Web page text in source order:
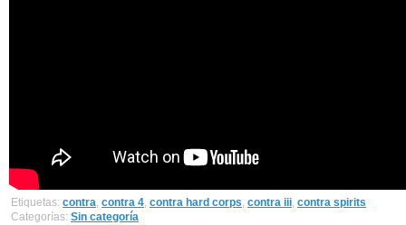
Etiquetas: contra, contra 4, contra hard corps, contra iii, contra spirits
Categorías: Sin categoría